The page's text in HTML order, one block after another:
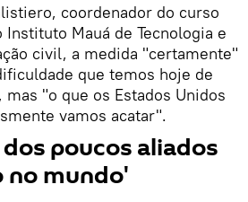
coordenador do curso
Mauá de Tecnologia e
civil, a medida "certamente"
que temos hoje de
"o que os Estados Unidos
vamos acatar".
poucos aliados
no mundo'